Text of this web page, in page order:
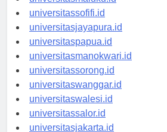
universitasmaluku.id
universitassofifi.id
universitasjayapura.id
universitaspapua.id
universitasmanokwari.id
universitassorong.id
universitaswanggar.id
universitaswalesi.id
universitassalor.id